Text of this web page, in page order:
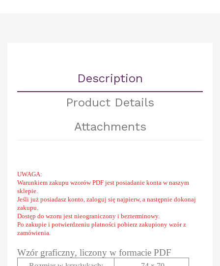
Description
Product Details
Attachments
UWAGA:
Warunkiem zakupu wzorów PDF jest posiadanie konta w naszym
sklepie.
Jeśli już posiadasz konto, zaloguj się najpierw, a następnie dokonaj
zakupu.
Dostęp do wzoru jest nieograniczony i bezterminowy.
Po zakupie i potwierdzeniu płatności pobierz zakupiony wzór z
zamówienia.
Wzór graficzny, liczony w formacie PDF